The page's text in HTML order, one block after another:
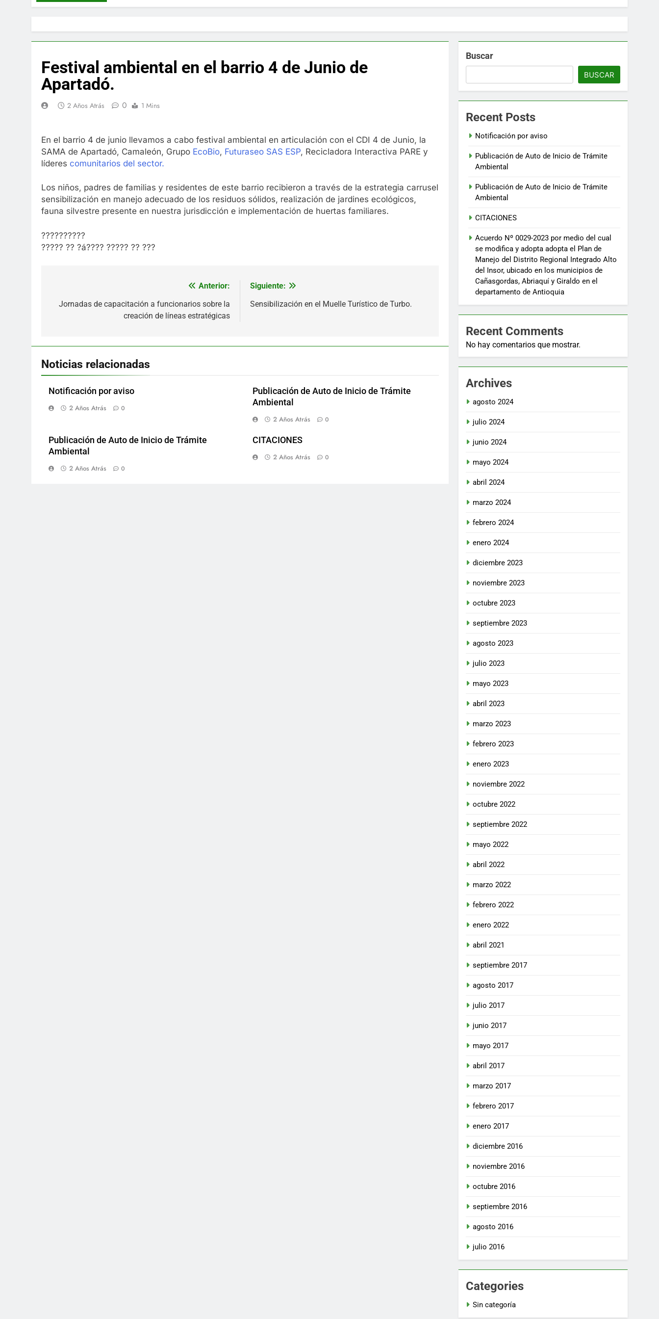
Festival ambiental en el barrio 4 de Junio de
Apartadó.
2 Años Atrás 0 1 Mins
En el barrio 4 de junio llevamos a cabo festival ambiental en articulación con el CDI 4 de Junio, la
SAMA de Apartadó, Camaleón, Grupo EcoBio, Futuraseo SAS ESP, Recicladora Interactiva PARE y
líderes comunitarios del sector.
Los niños, padres de familias y residentes de este barrio recibieron a través de la estrategia carrusel
sensibilización en manejo adecuado de los residuos sólidos, realización de jardines ecológicos,
fauna silvestre presente en nuestra jurisdicción e implementación de huertas familiares.
??????????
????? ?? ?á???? ????? ?? ???
de
Anterior:
Jornadas de capacitación a funcionarios sobre la
creación de líneas estratégicas
Siguiente:
Sensibilización en el Muelle Turístico de Turbo.
Noticias relacionadas
Notificación por aviso
2 Años Atrás 0
Publicación de Auto de Inicio de Trámite
Ambiental
2 Años Atrás 0
Publicación de Auto de Inicio de Trámite
Ambiental
2 Años Atrás 0
CITACIONES
2 Años Atrás 0
Buscar
BUSCAR
Recent Posts
Notificación por aviso
Publicación de Auto de Inicio de Trámite
Ambiental
Publicación de Auto de Inicio de Trámite
Ambiental
CITACIONES
Acuerdo Nº 0029-2023 por medio del cual
se modifica y adopta adopta el Plan de
Manejo del Distrito Regional Integrado Alto
del Insor, ubicado en los municipios de
Cañasgordas, Abriaquí y Giraldo en el
departamento de Antioquia
Recent Comments
No hay comentarios que mostrar.
Archives
agosto 2024
julio 2024
junio 2024
mayo 2024
abril 2024
marzo 2024
febrero 2024
enero 2024
diciembre 2023
noviembre 2023
octubre 2023
septiembre 2023
agosto 2023
julio 2023
mayo 2023
abril 2023
marzo 2023
febrero 2023
enero 2023
noviembre 2022
octubre 2022
septiembre 2022
mayo 2022
abril 2022
marzo 2022
febrero 2022
enero 2022
abril 2021
septiembre 2017
agosto 2017
julio 2017
junio 2017
mayo 2017
abril 2017
marzo 2017
febrero 2017
enero 2017
diciembre 2016
noviembre 2016
octubre 2016
septiembre 2016
agosto 2016
julio 2016
Categories
Sin categoría